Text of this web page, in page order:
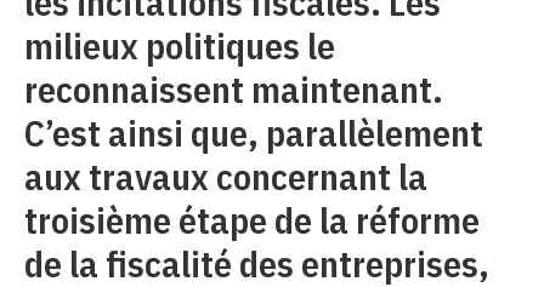
milieux politiques le
reconnaissent maintenant.
C’est ainsi que, parallèlement
aux travaux concernant la
troisième étape de la réforme
de la fiscalité des entreprises,